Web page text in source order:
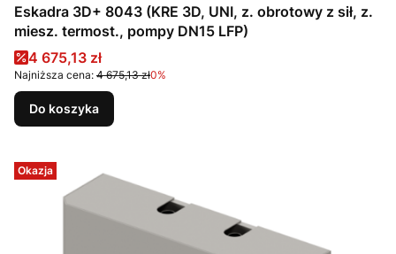
Eskadra 3D+ 8043 (KRE 3D, UNI, z. obrotowy z sił, z.
miesz. termost., pompy DN15 LFP)
Cena promocyjna
4 675,13 zł
Najniższa cena: 4 675,13 zł0%
Do koszyka
Okazja